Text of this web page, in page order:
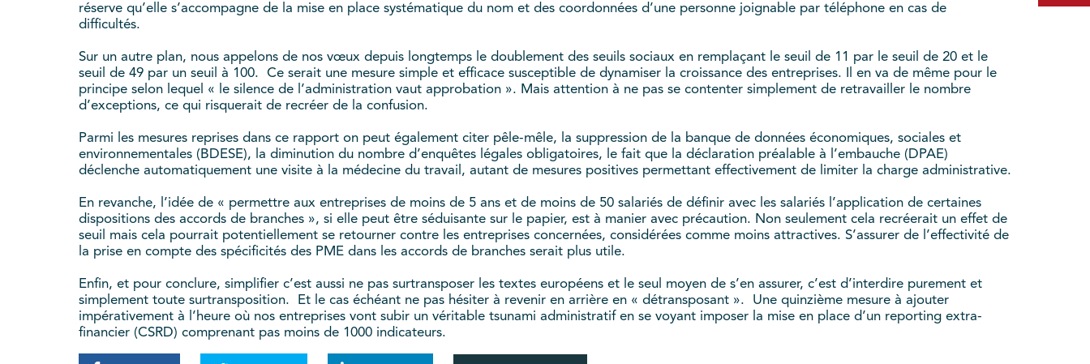
réserve qu’elle s’accompagne de la mise en place systématique du nom et des coordonnées d’une personne joignable par téléphone en cas de
difficultés.
Sur un autre plan, nous appelons de nos vœux depuis longtemps le doublement des seuils sociaux en remplaçant le seuil de 11 par le seuil de 20 et le
seuil de 49 par un seuil à 100. Ce serait une mesure simple et efficace susceptible de dynamiser la croissance des entreprises. Il en va de même pour le
principe selon lequel « le silence de l’administration vaut approbation ». Mais attention à ne pas se contenter simplement de retravailler le nombre
d’exceptions, ce qui risquerait de recréer de la confusion.
Parmi les mesures reprises dans ce rapport on peut également citer pêle-mêle, la suppression de la banque de données économiques, sociales et
environnementales (BDESE), la diminution du nombre d’enquêtes légales obligatoires, le fait que la déclaration préalable à l’embauche (DPAE)
déclenche automatiquement une visite à la médecine du travail, autant de mesures positives permettant effectivement de limiter la charge administrative.
En revanche, l’idée de « permettre aux entreprises de moins de 5 ans et de moins de 50 salariés de définir avec les salariés l’application de certaines
dispositions des accords de branches », si elle peut être séduisante sur le papier, est à manier avec précaution. Non seulement cela recréerait un effet de
seuil mais cela pourrait potentiellement se retourner contre les entreprises concernées, considérées comme moins attractives. S’assurer de l’effectivité de
la prise en compte des spécificités des PME dans les accords de branches serait plus utile.
Enfin, et pour conclure, simplifier c’est aussi ne pas surtransposer les textes européens et le seul moyen de s’en assurer, c’est d’interdire purement et
simplement toute surtransposition. Et le cas échéant ne pas hésiter à revenir en arrière en « détransposant ». Une quinzième mesure à ajouter
impérativement à l’heure où nos entreprises vont subir un véritable tsunami administratif en se voyant imposer la mise en place d’un reporting extra-
financier (CSRD) comprenant pas moins de 1000 indicateurs.